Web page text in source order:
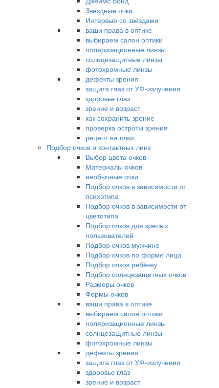
Звёздные очки
Интервью со звёздами
ваши права в оптике
выбираем салон оптики
поляризационные линзы
солнцезащитные линзы
фотохромные линзы
дефекты зрения
защита глаз от УФ-излучения
здоровье глаз
зрение и возраст
как сохранить зрение
проверка остроты зрения
рецепт на очки
Подбор очков и контактных линз
Выбор цвета очков
Материалы очков
необычные очки
Подбор очков в зависимости от
психотипа
Подбор очков в зависимости от
цветотипа
Подбор очков для зрелых
пользователей
Подбор очков мужчине
Подбор очков по форме лица
Подбор очков ребёнку
Подбор солнцезащитных очков
Размеры очков
Формы очков
ваши права в оптике
выбираем салон оптики
поляризационные линзы
солнцезащитные линзы
фотохромные линзы
дефекты зрения
защита глаз от УФ-излучения
здоровье глаз
зрение и возраст